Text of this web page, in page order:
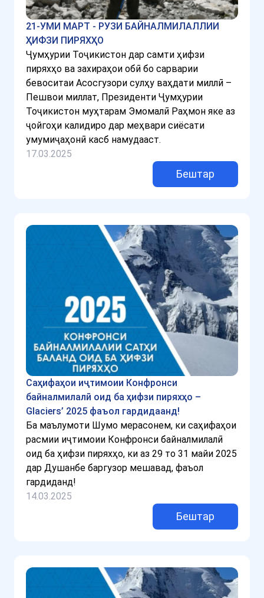
21-УМИ МАРТ - РУЗИ БАЙНАЛМИЛАЛЛИИ
ҲИФЗИ ПИРЯХҲО
Ҷумҳурии Тоҷикистон дар самти ҳифзи
пиряхҳо ва захираҳои обӣ бо сарварии
бевоситаи Асосгузори сулҳу ваҳдати миллӣ –
Пешвои миллат, Президенти Ҷумҳурии
Тоҷикистон муҳтарам Эмомалӣ Раҳмон яке аз
ҷойгоҳи калидиро дар меҳвари сиёсати
умумиҷаҳонӣ касб намудааст.
17.03.2025
Бештар
Саҳифаҳои иҷтимоии Конфронси
байналмилалӣ оид ба ҳифзи пиряхҳо –
Glaciers’ 2025 фаъол гардидаанд!
Ба маълумоти Шумо мерасонем, ки саҳифаҳои
расмии иҷтимоии Конфронси байналмилалӣ
оид ба ҳифзи пиряхҳо, ки аз 29 то 31 майи 2025
дар Душанбе баргузор мешавад, фаъол
гардиданд!
14.03.2025
Бештар